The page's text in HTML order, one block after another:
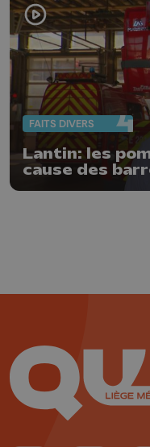
FAITS DIVERS
Lantin: les
cause des